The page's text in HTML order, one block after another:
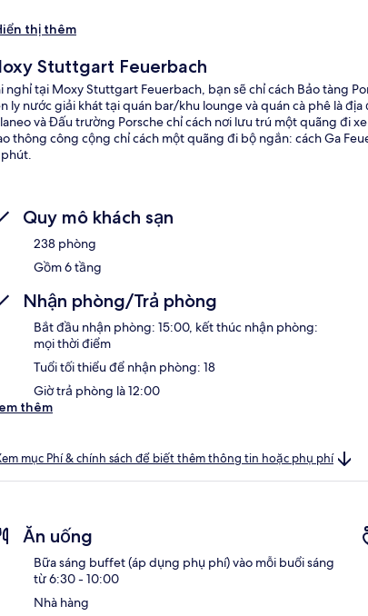
thị thêm
Stuttgart Feuerbach
nghỉ tại Moxy Stuttgart Feuerbach, bạn sẽ chỉ cách Bảo tàng
ly nước giải khát tại quán bar/khu lounge và quán cà phê là
và Đấu trường Porsche chỉ cách nơi lưu trú một quãng đi
thông công cộng chỉ cách một quãng đi bộ ngắn: cách Ga
Quy mô khách sạn
238 phòng
Gồm 6 tầng
Nhận phòng/Trả phòng
Bắt đầu nhận phòng: 15:00, kết thúc nhận phòng:
mọi thời điểm
Tuổi tối thiểu để nhận phòng: 18
Giờ trả phòng là 12:00
thêm
mục Phí & chính sách để biết thêm thông tin hoặc phụ phí
Ăn uống
Bữa sáng buffet (áp dụng phụ phí) vào mỗi buổi sáng
từ 6:30 - 10:00
Nhà hàng